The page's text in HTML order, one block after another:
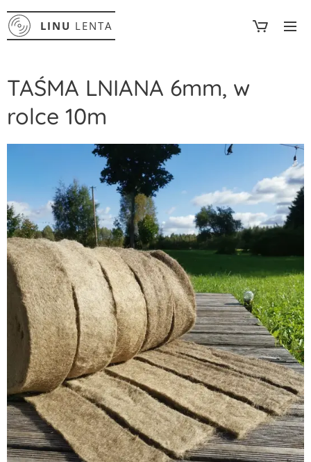
LINU LENTA
TAŚMA LNIANA 6mm, w
rolce 10m